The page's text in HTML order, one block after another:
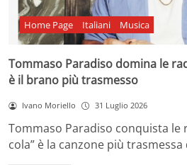
Home Page Italiani Musica
Tommaso Paradiso domina le
è il brano più trasmesso
Ivano Moriello 31 Luglio 2026
Tommaso Paradiso conquista le
cola” è la canzone più